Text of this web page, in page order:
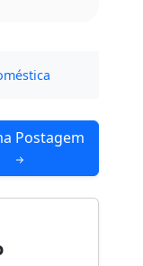
Postagem